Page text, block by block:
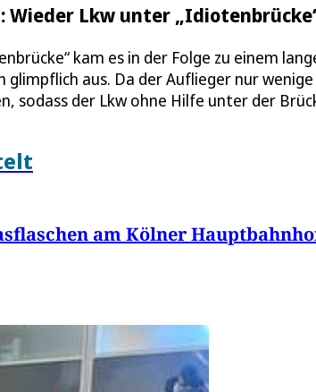
Wieder Lkw unter
kam es in der Folge zu einem
aus. Da der Auflieger nur
sodass der Lkw ohne Hilfe unter der
am Kölner